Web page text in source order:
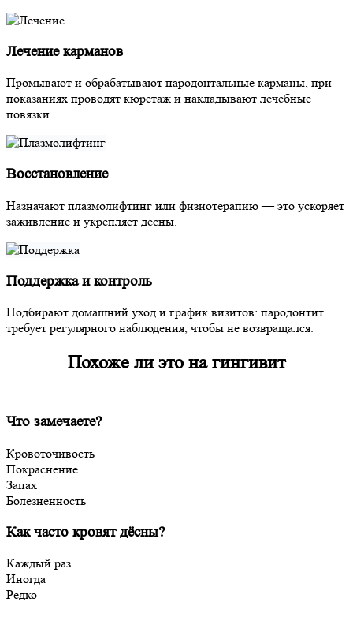
Лечение карманов
Промывают и обрабатывают пародонтальные карманы, при
показаниях проводят кюретаж и накладывают лечебные
повязки.
Восстановление
Назначают плазмолифтинг или физиотерапию — это ускоряет
заживление и укрепляет дёсны.
Поддержка и контроль
Подбирают домашний уход и график визитов: пародонтит
требует регулярного наблюдения, чтобы не возвращался.
Похоже ли это на гингивит
Что замечаете?
Кровоточивость
Покраснение
Запах
Болезненность
Как часто кровят дёсны?
Каждый раз
Иногда
Редко